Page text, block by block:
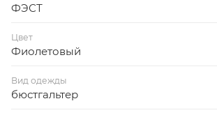
ФЭСТ
Цвет
Фиолетовый
Вид одежды
бюстгальтер